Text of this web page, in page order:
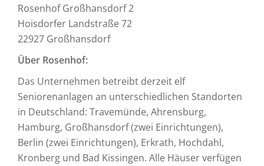
Rosenhof Großhansdorf 2
Hoisdorfer Landstraße 72
22927 Großhansdorf
Über Rosenhof:
Das Unternehmen betreibt derzeit elf
Seniorenanlagen an unterschiedlichen Standorten
in Deutschland: Travemünde, Ahrensburg,
Hamburg, Großhansdorf (zwei Einrichtungen),
Berlin (zwei Einrichtungen), Erkrath, Hochdahl,
Kronberg und Bad Kissingen. Alle Häuser verfügen